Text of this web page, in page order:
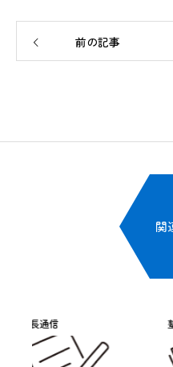
前の記事
関